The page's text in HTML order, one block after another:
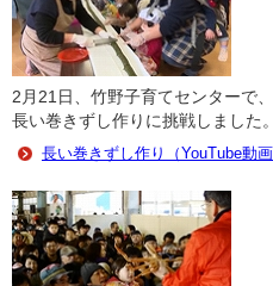
2月21日、竹野子育てセンターで
長い巻きずし作りに挑戦しました。
長い巻きずし作り（YouTube動画